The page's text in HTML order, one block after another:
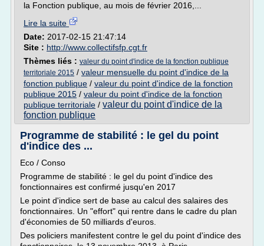
la Fonction publique, au mois de février 2016,...
Lire la suite
Date: 2017-02-15 21:47:14
Site : http://www.collectifsfp.cgt.fr
Thèmes liés : valeur du point d'indice de la fonction publique
territoriale 2015 / valeur mensuelle du point d'indice de la
fonction publique / valeur du point d'indice de la fonction
publique 2015 / valeur du point d'indice de la fonction
publique territoriale / valeur du point d'indice de la
fonction publique
Programme de stabilité : le gel du point
d'indice des ...
Eco / Conso
Programme de stabilité : le gel du point d'indice des
fonctionnaires est confirmé jusqu'en 2017
Le point d'indice sert de base au calcul des salaires des
fonctionnaires. Un "effort" qui rentre dans le cadre du plan
d'économies de 50 milliards d'euros.
Des policiers manifestent contre le gel du point d'indice des